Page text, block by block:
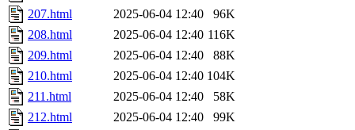
207.html
2025-06-04 12:40
96K
208.html
2025-06-04 12:40 116K
209.html
2025-06-04 12:40
88K
210.html
2025-06-04 12:40 104K
211.html
2025-06-04 12:40
58K
212.html
2025-06-04 12:40
99K